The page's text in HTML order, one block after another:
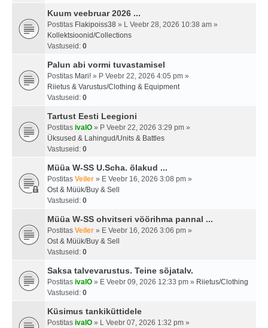
Kuum veebruar 2026 ...
Postitas Flakipoiss38 » L Veebr 28, 2026 10:38 am »
Kollektsioonid/Collections
Vastuseid: 0
Palun abi vormi tuvastamisel
Postitas Mari! » P Veebr 22, 2026 4:05 pm »
Riietus & Varustus/Clothing & Equipment
Vastuseid: 0
Tartust Eesti Leegioni
Postitas ivalO » P Veebr 22, 2026 3:29 pm »
Üksused & Lahingud/Units & Battles
Vastuseid: 0
Müüa W-SS U.Scha. õlakud ...
Postitas Veiler » E Veebr 16, 2026 3:08 pm »
Ost & Müük/Buy & Sell
Vastuseid: 0
Müüa W-SS ohvitseri vöörihma pannal ...
Postitas Veiler » E Veebr 16, 2026 3:06 pm »
Ost & Müük/Buy & Sell
Vastuseid: 0
Saksa talvevarustus. Teine sõjatalv.
Postitas ivalO » E Veebr 09, 2026 12:33 pm » Riietus/Clothing
Vastuseid: 0
Küsimus tankiküttidele
Postitas ivalO » L Veebr 07, 2026 1:32 pm »